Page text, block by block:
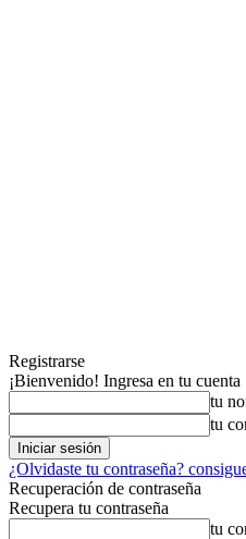
Registrarse
¡Bienvenido! Ingresa en tu cuenta
tu
tu
¿Olvidaste tu contraseña?
Recuperación de contraseña
Recupera tu contraseña
tu